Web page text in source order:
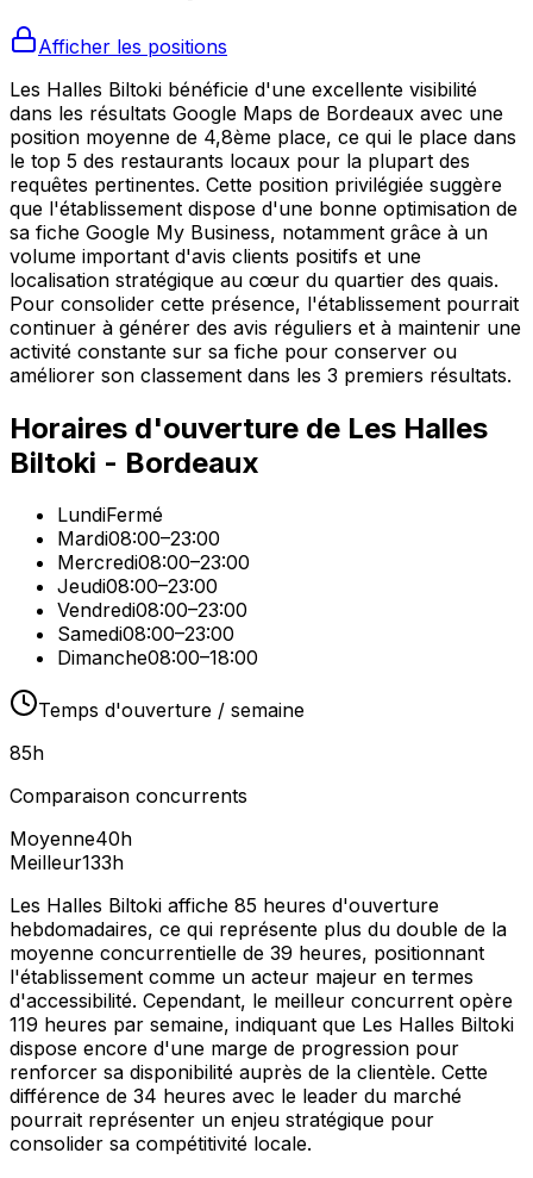
Afficher les positions
Les Halles Biltoki bénéficie d'une excellente visibilité
dans les résultats Google Maps de Bordeaux avec une
position moyenne de 4,8ème place, ce qui le place dans
le top 5 des restaurants locaux pour la plupart des
requêtes pertinentes. Cette position privilégiée suggère
que l'établissement dispose d'une bonne optimisation de
sa fiche Google My Business, notamment grâce à un
volume important d'avis clients positifs et une
localisation stratégique au cœur du quartier des quais.
Pour consolider cette présence, l'établissement pourrait
continuer à générer des avis réguliers et à maintenir une
activité constante sur sa fiche pour conserver ou
améliorer son classement dans les 3 premiers résultats.
Horaires d'ouverture de Les Halles
Biltoki - Bordeaux
LundiFermé
Mardi08:00–23:00
Mercredi08:00–23:00
Jeudi08:00–23:00
Vendredi08:00–23:00
Samedi08:00–23:00
Dimanche08:00–18:00
Temps d'ouverture / semaine
85h
Comparaison concurrents
Moyenne40h
Meilleur133h
Les Halles Biltoki affiche 85 heures d'ouverture
hebdomadaires, ce qui représente plus du double de la
moyenne concurrentielle de 39 heures, positionnant
l'établissement comme un acteur majeur en termes
d'accessibilité. Cependant, le meilleur concurrent opère
119 heures par semaine, indiquant que Les Halles Biltoki
dispose encore d'une marge de progression pour
renforcer sa disponibilité auprès de la clientèle. Cette
différence de 34 heures avec le leader du marché
pourrait représenter un enjeu stratégique pour
consolider sa compétitivité locale.